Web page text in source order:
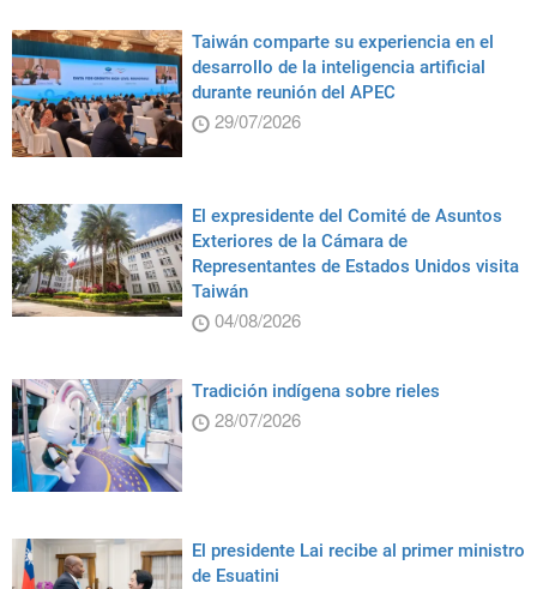
Taiwán comparte su experiencia en el
desarrollo de la inteligencia artificial
durante reunión del APEC
29/07/2026
El expresidente del Comité de Asuntos
Exteriores de la Cámara de
Representantes de Estados Unidos visita
Taiwán
04/08/2026
Tradición indígena sobre rieles
28/07/2026
El presidente Lai recibe al primer ministro
de Esuatini